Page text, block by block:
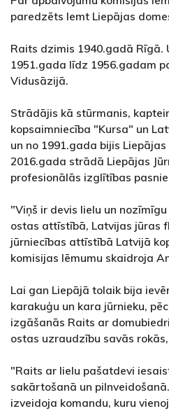
paredzēts lemt Liepājas
Raits dzimis 1940.gadā Rīgā.
1951.gada līdz 1956.gadam
Vidusāzijā.
Strādājis kā stūrmanis,
kopsaimniecība "Kursa" un
un no 1991.gada bijis
2016.gada strādā Liepājas
profesionālās izglītības
"Viņš ir devis lielu un
ostas attīstībā, Latvijas jūras
jūrniecības attīstībā Latvijā
komisijas lēmumu skaidroja
Lai gan Liepājā tolaik bija
karakuģu un kara jūrnieku,
izgāšanās Raits ar
ostas uzraudzību savās
"Raits ar lielu pašatdevi
sakārtošanā un
izveidoja komandu, kuru